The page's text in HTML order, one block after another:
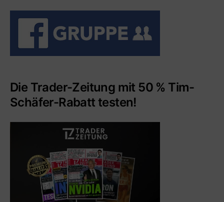
Die Trader-Zeitung mit 50 % Tim-
Schäfer-Rabatt testen!